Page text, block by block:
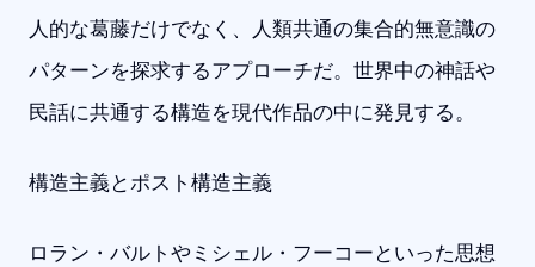
人的な葛藤だけでなく、人類共通の集合的無意識の
パターンを探求するアプローチだ。世界中の神話や
民話に共通する構造を現代作品の中に発見する。
構造主義とポスト構造主義
ロラン・バルトやミシェル・フーコーといった思想